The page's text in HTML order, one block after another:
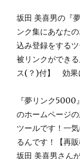
レ
評
判
に
坂田 美喜男の『
ンク集にあなた
込み登録をする
被リンクができ
ス(？)付】 効果
『夢リンク5000
のホームページ
ツールです！一
るんです！【再
坂田 美喜男さん